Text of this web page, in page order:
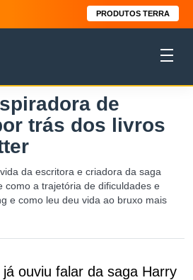
PRODUTOS TERRA
de
trás dos livros
da escritora e criadora da saga
como a trajetória de dificuldades e
e como leu deu vida ao bruxo mais
ouviu falar da saga Harry